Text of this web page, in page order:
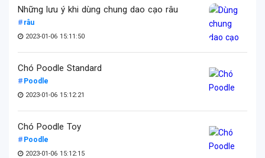
Những lưu ý khi dùng chung dao cạo râu
râu
2023-01-06 15:11:50
Chó Poodle Standard
Poodle
2023-01-06 15:12:21
Chó Poodle Toy
Poodle
2023-01-06 15:12:15